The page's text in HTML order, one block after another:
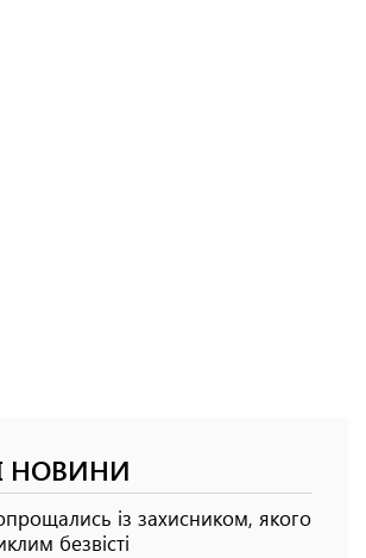
НОВИНИ
із захисником, якого
безвісті